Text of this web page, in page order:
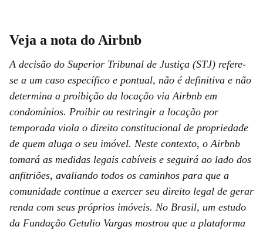
Veja a nota do Airbnb
A decisão do Superior Tribunal de Justiça (STJ) refere-
se a um caso específico e pontual, não é definitiva e não
determina a proibição da locação via Airbnb em
condomínios. Proibir ou restringir a locação por
temporada viola o direito constitucional de propriedade
de quem aluga o seu imóvel. Neste contexto, o Airbnb
tomará as medidas legais cabíveis e seguirá ao lado dos
anfitriões, avaliando todos os caminhos para que a
comunidade continue a exercer seu direito legal de gerar
renda com seus próprios imóveis. No Brasil, um estudo
da Fundação Getulio Vargas mostrou que a plataforma